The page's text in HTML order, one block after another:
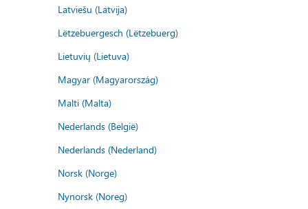
Latviešu (Latvija)
Lëtzebuergesch (Lëtzebuerg)
Lietuvių (Lietuva)
Magyar (Magyarország)
Malti (Malta)
Nederlands (België)
Nederlands (Nederland)
Norsk (Norge)
Nynorsk (Noreg)